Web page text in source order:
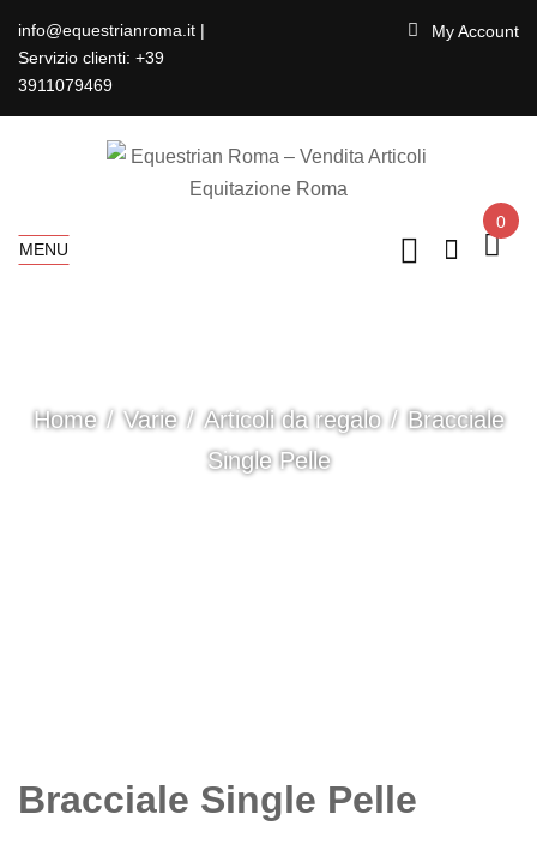
info@equestrianroma.it |
Servizio clienti: +39
3911079469
My Account
MENU
0
Home Varie Articoli da regalo
Bracciale
Single Pelle
Bracciale Single Pelle